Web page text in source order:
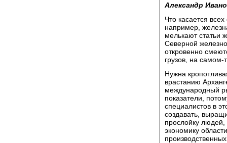
Александр
Что касается
например,
мелькают статьи
Северной
откровенно
грузов, на самом-
Нужна
врастанию
международный
показатели,
специалистов в
создавать,
прослойку
экономику